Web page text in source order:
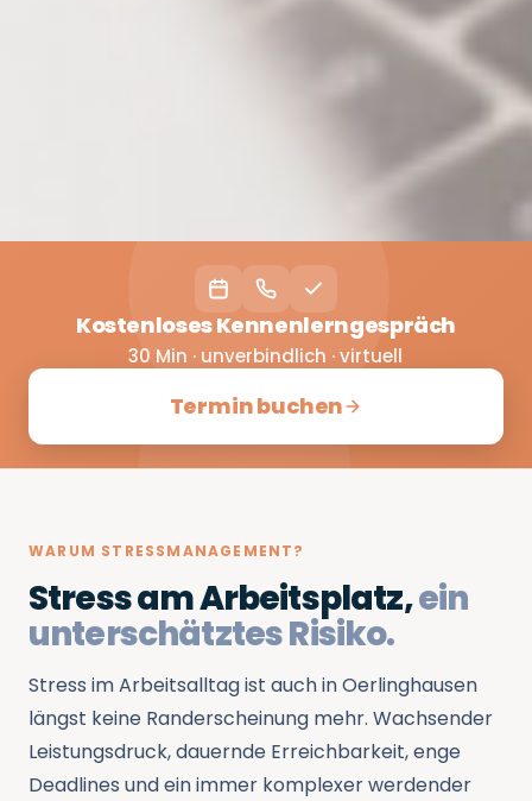
Kostenloses Kennenlerngespräch
30 Min · unverbindlich · virtuell
Termin buchen
WARUM STRESSMANAGEMENT?
Stress am Arbeitsplatz,ein
unterschätztes Risiko.
Stress im Arbeitsalltag ist auch in Oerlinghausen
längst keine Randerscheinung mehr. Wachsender
Leistungsdruck, dauernde Erreichbarkeit, enge
Deadlines und ein immer komplexer werdender